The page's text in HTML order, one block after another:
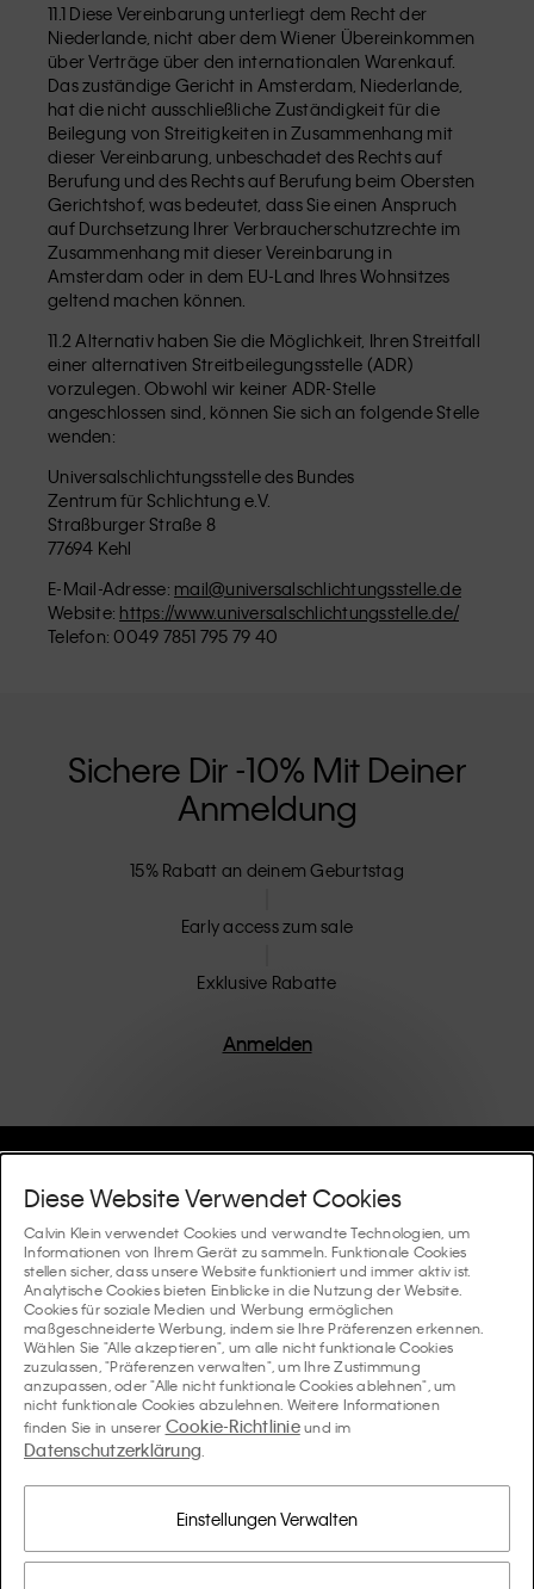
11.1 Diese Vereinbarung unterliegt dem Recht der
Niederlande, nicht aber dem Wiener Übereinkommen
über Verträge über den internationalen Warenkauf.
Das zuständige Gericht in Amsterdam, Niederlande,
hat die nicht ausschließliche Zuständigkeit für die
Beilegung von Streitigkeiten in Zusammenhang mit
dieser Vereinbarung, unbeschadet des Rechts auf
Berufung und des Rechts auf Berufung beim Obersten
Gerichtshof, was bedeutet, dass Sie einen Anspruch
auf Durchsetzung Ihrer Verbraucherschutzrechte im
Zusammenhang mit dieser Vereinbarung in
Amsterdam oder in dem EU-Land Ihres Wohnsitzes
geltend machen können.
11.2 Alternativ haben Sie die Möglichkeit, Ihren Streitfall
einer alternativen Streitbeilegungsstelle (ADR)
vorzulegen. Obwohl wir keiner ADR-Stelle
angeschlossen sind, können Sie sich an folgende Stelle
wenden:
Universalschlichtungsstelle des Bundes
Zentrum für Schlichtung e.V.
Straßburger Straße 8
77694 Kehl
E-Mail-Adresse: mail@universalschlichtungsstelle.de
Website: https://www.universalschlichtungsstelle.de/
Telefon: 0049 7851 795 79 40
Sichere Dir -10% Mit Deiner
Anmeldung
15% Rabatt an deinem Geburtstag
Early access zum sale
Exklusive Rabatte
Anmelden
Bestellstatus
Bestellungen und Versand
Rücksendungen und Rückstattungen
Zahlung
Grössen-guide
Finden Sie einen Store in Ihrer Nähe
Kollektionen
#MYCALVINS
Calvin Klein Collection
Calvin Klein Underwear
Calvin Klein Sport
Calvin Klein Swimwear
Tipps Und Guides
Der Underwear-Guide für Damen
Der Underwear-Guide für Herren
Passform-Guide für Denims Damen
Über Uns
Über Calvin Klein
Informationen zum Unternehmen
Produktfälschungen
Sprache / Land
Diese Website Verwendet Cookies
Calvin Klein verwendet Cookies und verwandte Technologien, um
Informationen von Ihrem Gerät zu sammeln. Funktionale Cookies
stellen sicher, dass unsere Website funktioniert und immer aktiv ist.
Analytische Cookies bieten Einblicke in die Nutzung der Website.
Cookies für soziale Medien und Werbung ermöglichen
maßgeschneiderte Werbung, indem sie Ihre Präferenzen erkennen.
Wählen Sie "Alle akzeptieren", um alle nicht funktionale Cookies
zuzulassen, "Präferenzen verwalten", um Ihre Zustimmung
anzupassen, oder "Alle nicht funktionale Cookies ablehnen", um
nicht funktionale Cookies abzulehnen. Weitere Informationen
finden Sie in unserer Cookie-Richtlinieund im
Datenschutzerklärung
Einstellungen Verwalten